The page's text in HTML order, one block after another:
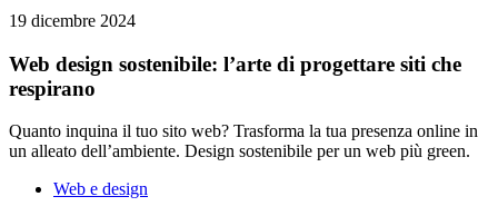
19 dicembre 2024
Web design sostenibile: l’arte di progettare siti che
respirano
Quanto inquina il tuo sito web? Trasforma la tua presenza online in
un alleato dell’ambiente. Design sostenibile per un web più green.
Web e design